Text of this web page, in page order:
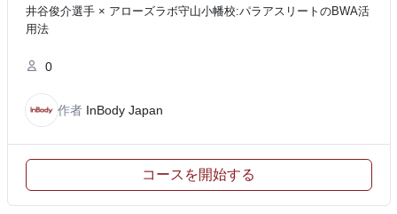
井谷俊介選手 × アローズラボ守山小幡校:パラアスリートのBWA活
用法
0
作者 InBody Japan
コースを開始する